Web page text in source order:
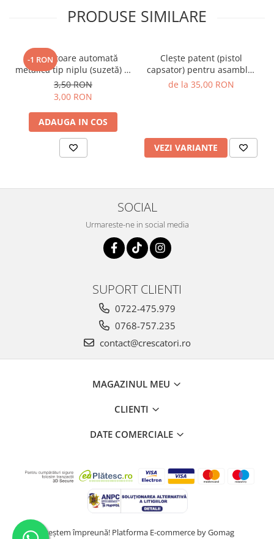
PRODUSE SIMILARE
-1 RON
Adăpătoare automată
metalică tip niplu (suzetă) şi
prindere cu arc, pentru
iepuri
3,50 RON
3,00 RON
ADAUGA IN COS
Cleşte patent (pistol
capsator) pentru asamblat
cuşti, garduri şi împrejmuiri
de la 35,00 RON
VEZI VARIANTE
SOCIAL
Urmareste-ne in social media
SUPORT CLIENTI
0722-475.979
0768-757.235
contact@crescatori.ro
MAGAZINUL MEU
CLIENTI
DATE COMERCIALE
Creştem împreună! Platforma E-commerce by Gomag